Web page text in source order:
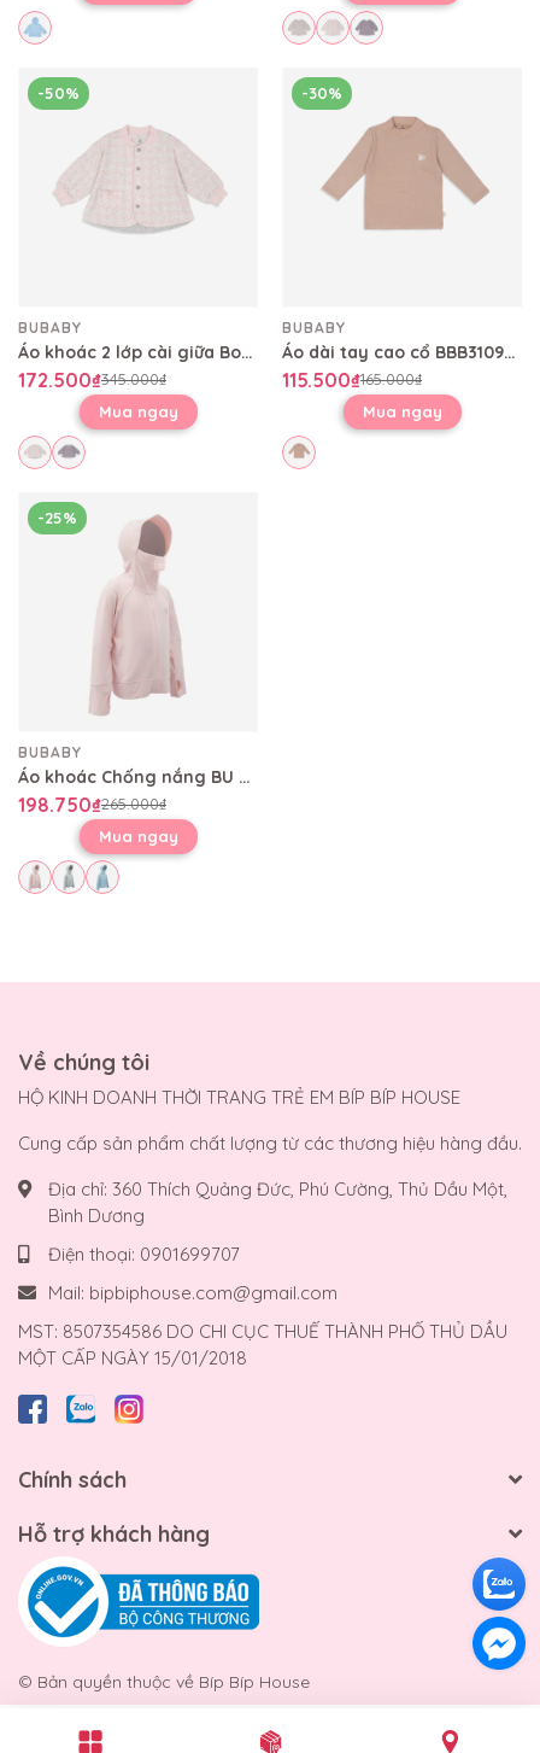
-50%
BUBABY
Áo khoác 2 lớp cài giữa Bomber Bubaby BCT390200
172.500₫345.000₫
Mua ngay
-30%
BUBABY
Áo dài tay cao cổ BBB3109FF
115.500₫165.000₫
Mua ngay
-25%
BUBABY
Áo khoác Chống nắng BU 4S BBB306500
198.750₫265.000₫
Mua ngay
Về chúng tôi
HỘ KINH DOANH THỜI TRANG TRẺ EM BÍP BÍP HOUSE
Cung cấp sản phẩm chất lượng từ các thương hiệu hàng đầu.
Địa chỉ: 360 Thích Quảng Đức, Phú Cường, Thủ Dầu Một,
Bình Dương
Điện thoại: 0901699707
Mail: bipbiphouse.com@gmail.com
MST: 8507354586 DO CHI CỤC THUẾ THÀNH PHỐ THỦ DẦU
MỘT CẤP NGÀY 15/01/2018
Chính sách
Hỗ trợ khách hàng
© Bản quyền thuộc về Bíp Bíp House